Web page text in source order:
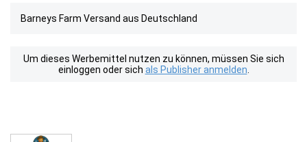
Barneys Farm Versand aus Deutschland
Um dieses Werbemittel nutzen zu können, müssen Sie sich
einloggen oder sich als Publisher anmelden